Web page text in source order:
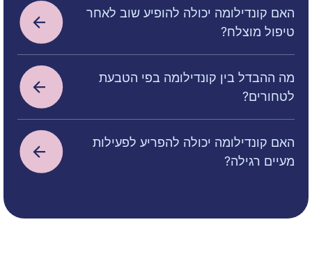
יכולה להופיע שוב לאחר
בין קונדילומה בפי הטבעת
יכולה להפריע לפעילות